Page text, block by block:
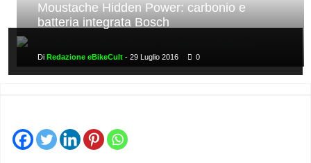
STORIE
TRAINING
TUTORIAL
LO
CONTATTI
Moustache Hidden Power: carbonio e
batteria integrata Bosch
Di Redazione eBikeCult - 29 Luglio 2016 0